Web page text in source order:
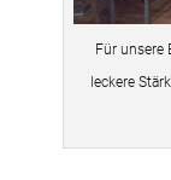
Für unsere
leckere